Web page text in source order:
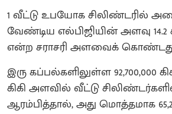
1 வீட்டு உபயோக சிலிண்டரில்
வேண்டிய எல்பிஜியின் அளவு 14.2
என்ற சராசரி அளவைக்
இரு கப்பல்களிலுள்ள 92,700,000
கிகி அளவில் வீட்டு
ஆரம்பித்தால், அது மொத்தமாக